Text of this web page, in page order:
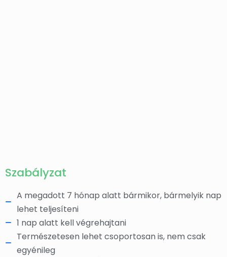
Szabályzat
A megadott 7 hónap alatt bármikor, bármelyik nap
lehet teljesíteni
1 nap alatt kell végrehajtani
Természetesen lehet csoportosan is, nem csak
egyénileg